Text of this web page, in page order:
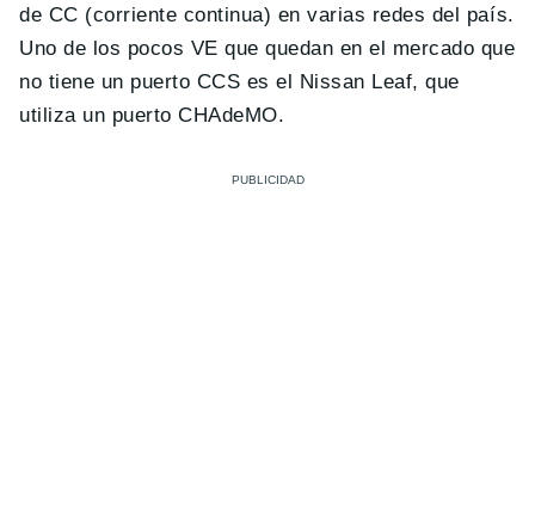
de CC (corriente continua) en varias redes del país.
Uno de los pocos VE que quedan en el mercado que
no tiene un puerto CCS es el Nissan Leaf, que
utiliza un puerto CHAdeMO.